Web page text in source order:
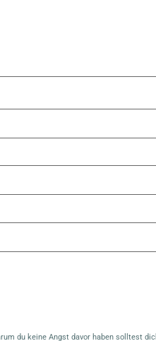
du keine Angst davor haben solltest